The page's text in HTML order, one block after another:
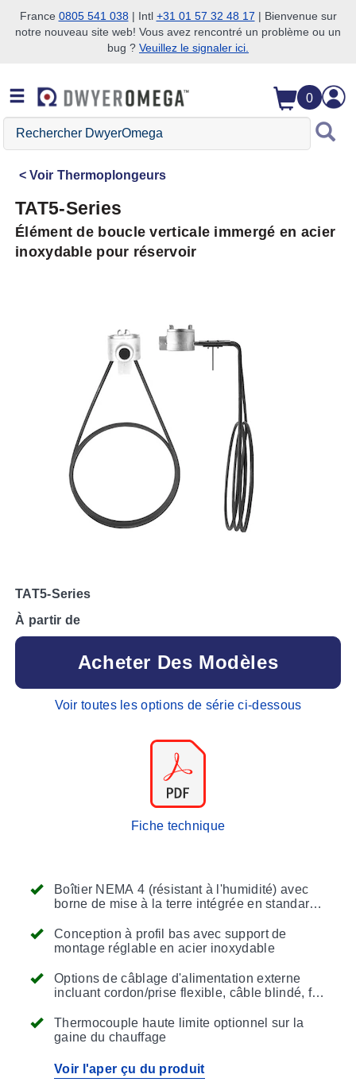
Passer à la recherche
Passer au contenu principal
Passer à la navigation
France 0805 541 038| Intl +31 01 57 32 48 17 | Bienvenue sur
notre nouveau site web! Vous avez rencontré un problème ou un
bug ? Veuillez le signaler ici.
0
Rechercher
DwyerOmega
Voir Thermoplongeurs
TAT5-Series
Élément de boucle verticale immergé en acier
inoxydable pour réservoir
Boîtier NEMA 4 (résistant à l'humidité) avec
borne de mise à la terre intégrée en standard ;
Conception à profil bas avec support de
montage réglable en acier inoxydable
Options de câblage d'alimentation externe
incluant cordon/prise flexible, câble blindé, fil
Thermocouple haute limite optionnel sur la
gaine du chauffage
Voir l'aper çu du produit
TAT5-Series
À partir de
Acheter Des Modèles
Voir toutes les options de série ci-dessous
Fiche technique